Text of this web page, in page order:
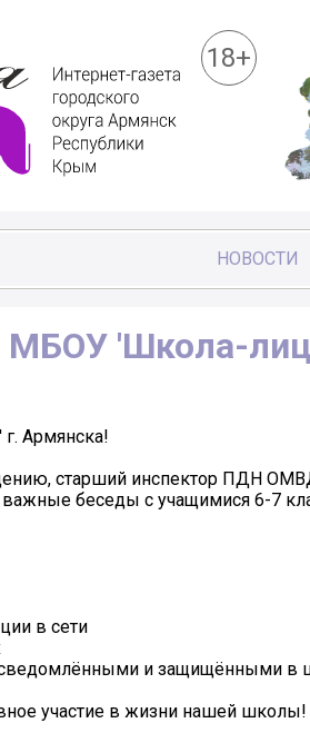
18+
НОВОСТИ
МБОУ 'Школа-
Армянска!
старший инспектор ПДН
беседы с учащимися 6-7
в сети
и защищёнными в
участие в жизни нашей школы!